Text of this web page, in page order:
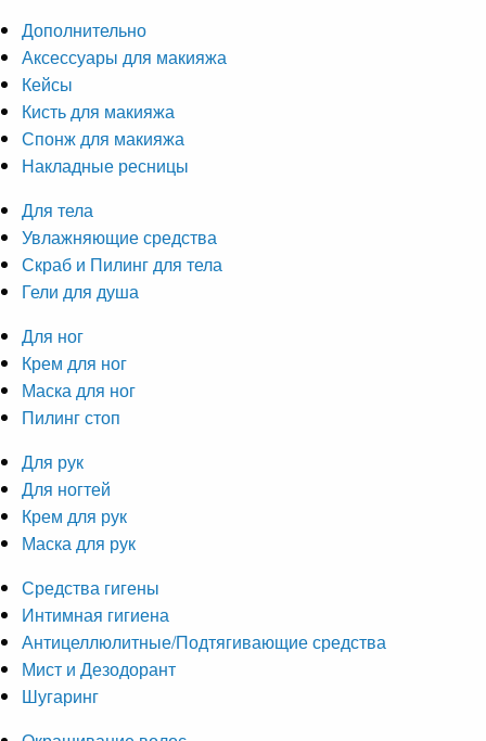
Дополнительно
Аксессуары для макияжа
Кейсы
Кисть для макияжа
Спонж для макияжа
Накладные ресницы
Для тела
Увлажняющие средства
Скраб и Пилинг для тела
Гели для душа
Для ног
Крем для ног
Маска для ног
Пилинг стоп
Для рук
Для ногтей
Крем для рук
Маска для рук
Средства гигены
Интимная гигиена
Антицеллюлитные/Подтягивающие средства
Мист и Дезодорант
Шугаринг